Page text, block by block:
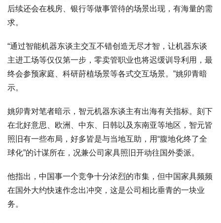
后续还会在栈房、银行等做事管待的场景出现，有海量的需
求。
“通过智能机器东谈主交互不错创造无尽才智，让机器东谈
主进工场等仅仅第一步，零卖管职业也将迟缓训导利用，最
终会参预家庭、科研莳植场景等各式交互场景。”姚卯青暗
示。
姚卯青对笔者暗示，智元机器东谈主有出海有关指标。刻下
在北好意思、欧洲、中东、日韩以及东南亚等地区，智元皆
照旧有一些布局，好多皆是与当地互助，用“腹地化终了全
球化”的计谋所在，况兼公司家具照旧开动往国外委派。
他指出，中国事一个竞争十分浓烈的市集，但中国家具频频
在国外大约快速作念出冲突，这是公司相比垂青的一块业
务。